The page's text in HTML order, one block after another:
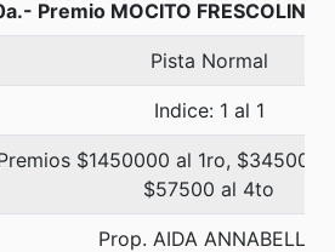
Premio MOCITO FRESCOLIN,
Pista Normal
Indice: 1 al 1
$1450000 al 1ro, $345000
$57500 al 4to
Prop. AIDA ANNABELLA